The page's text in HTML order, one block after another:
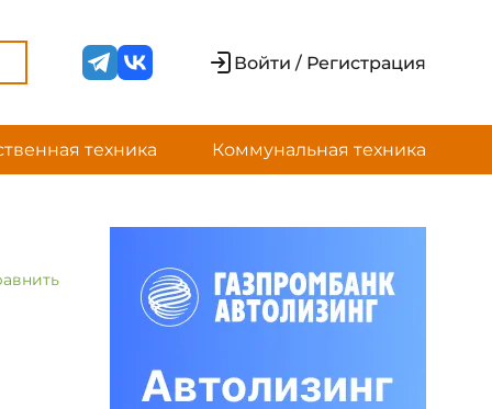
Войти / Регистрация
техника Коммунальная техника